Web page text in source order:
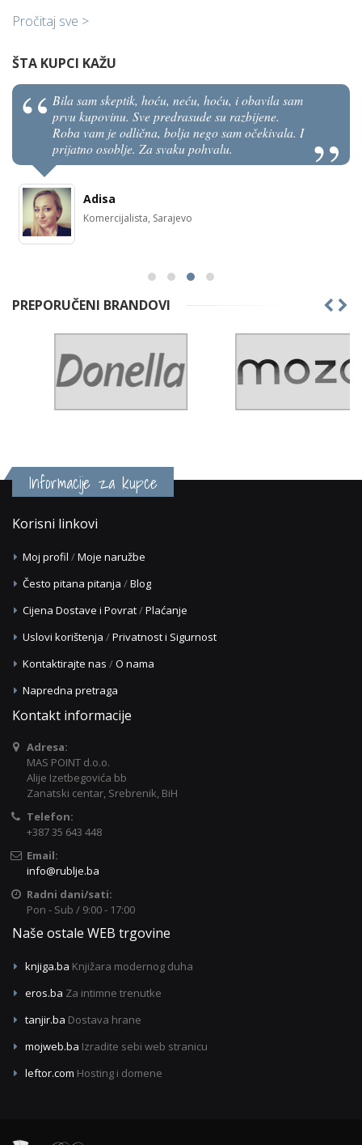
Pročitaj sve >
ŠTA KUPCI KAŽU
Bila sam skeptik, hoću, neću, hoću, i obavila sam
prvu kupovinu. Sve predrasude su razbijene.
Roba vam je odlična, bolja nego sam očekivala. I
prijatno osoblje. Za svaku pohvalu.
Adisa
Komercijalista, Sarajevo
PREPORUČENI BRANDOVI
Informacije za kupce
Korisni linkovi
Moj profil /Moje naružbe
Često pitana pitanja /Blog
Cijena Dostave i Povrat/Plaćanje
Uslovi korištenja /Privatnost i Sigurnost
Kontaktirajte nas /O nama
Napredna pretraga
Kontakt informacije
Adresa:
MAS POINT d.o.o.
Alije Izetbegovića bb
Zanatski centar, Srebrenik, BiH
Telefon:
+387 35 643 448
Email:
info@rublje.ba
Radni dani/sati:
Pon - Sub / 9:00 - 17:00
Naše ostale WEB trgovine
knjiga.ba Knjižara modernog duha
eros.ba Za intimne trenutke
tanjir.ba Dostava hrane
mojweb.ba Izradite sebi web stranicu
leftor.com Hosting i domene